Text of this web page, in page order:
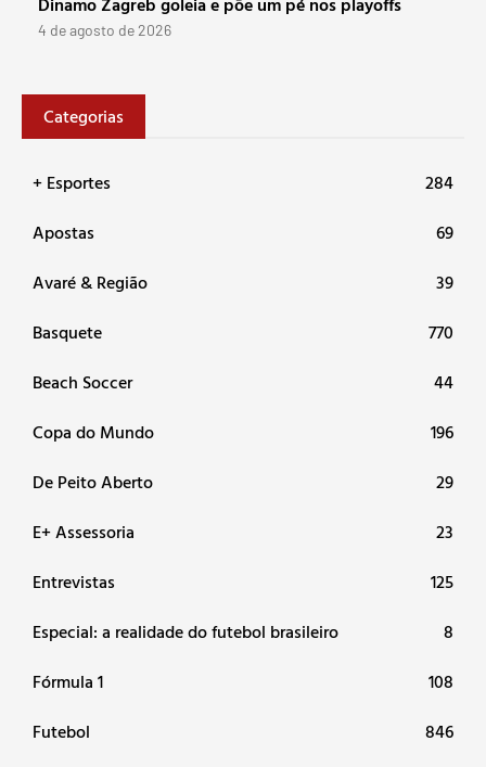
4 de agosto de 2026
Categorias
+ Esportes
284
Apostas
69
Avaré & Região
39
Basquete
770
Beach Soccer
44
Copa do Mundo
196
De Peito Aberto
29
E+ Assessoria
23
Entrevistas
125
Especial: a realidade do futebol brasileiro
8
Fórmula 1
108
Futebol
846